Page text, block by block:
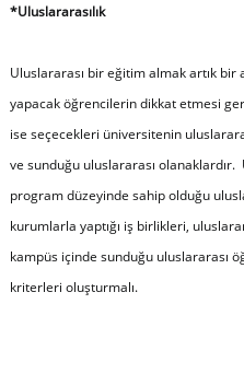
*Uluslararasılık
Uluslararası bir eğitim almak artık bir
yapacak öğrencilerin dikkat etmesi
ise seçecekleri üniversitenin
ve sunduğu uluslararası
program düzeyinde sahip olduğu
kurumlarla yaptığı iş birlikleri,
kampüs içinde sunduğu uluslararası
kriterleri oluşturmalı.